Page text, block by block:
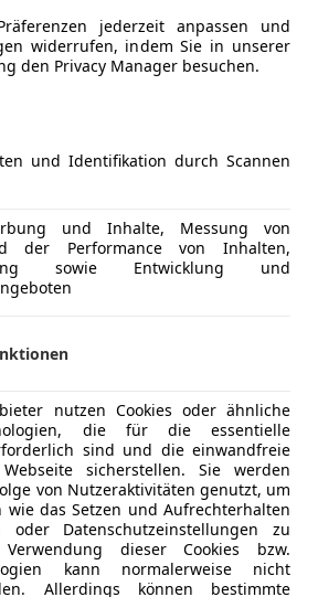
P...
neuer Motor!
jederzeit anpassen und
widerrufen, indem Sie in unserer
den Privacy Manager besuchen.
und Identifikation durch Scannen
und Inhalte, Messung von
der Performance von Inhalten,
sowie Entwicklung und
nutzen Cookies oder ähnliche
die für die essentielle
sind und die einwandfreie
sicherstellen. Sie werden
von Nutzeraktivitäten genutzt, um
wie das Setzen und Aufrechterhalten
oder Datenschutzeinstellungen zu
dieser Cookies bzw.
kann normalerweise nicht
Allerdings können bestimmte